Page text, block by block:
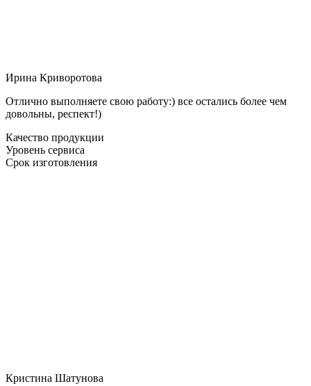
Ирина Криворотова
Отлично выполняете свою работу:) все остались более чем
довольны, респект!)
Качество продукции
Уровень сервиса
Срок изготовления
Кристина Шатунова